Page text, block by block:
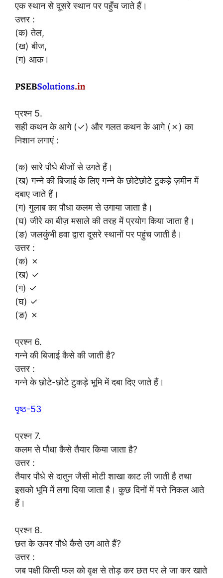
एक स्थान से दूसरे स्थान पर पहुँच जाते हैं।
उत्तर :
(क) तेल,
(ख) बीज,
(ग) आक।
प्रश्न 5.
सही कथन के आगे (✓) और गलत कथन के आगे (✗) का
निशान लगाएं :
(क) सारे पौधे बीजों से उगते हैं।
(ख) गन्ने की बिजाई के लिए गन्ने के छोटेछोटे टुकड़े ज़मीन में
दबाए जाते हैं।
(ग) गुलाब का पौधा कलम से उगाया जाता है।
(घ) जीरे का बीज़ मसाले की तरह में प्रयोग किया जाता है।
(ङ) जलकुंभी हवा द्वारा दूसरे स्थानों पर पहुंच जाती है।
उत्तर :
(क) ✗
(ख) ✓
(ग) ✓
(घ) ✓
(ङ) ✗
प्रश्न 6.
गन्ने की बिजाई कैसे की जाती है?
उत्तर :
गन्ने के छोटे-छोटे टुकड़े भूमि में दबा दिए जाते हैं।
पृष्ठ-53
प्रश्न 7.
कलम से पौधा कैसे तैयार किया जाता है?
उत्तर :
तैयार पौधे से दातुन जैसी मोटी शाखा काट ली जाती है तथा
इसको भूमि में लगा दिया जाता है। कुछ दिनों में पत्ते निकल आते
हैं।
प्रश्न 8.
छत के ऊपर पौधे कैसे उग आते हैं?
उत्तर :
जब पक्षी किसी फल को वृक्ष से तोड़ कर छत पर ले जा कर खाते